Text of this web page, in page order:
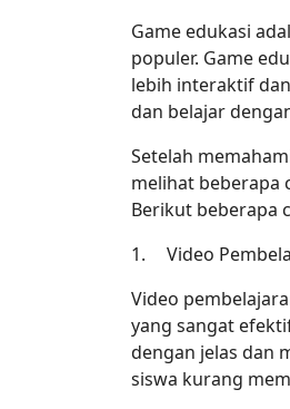
Game edukasi
populer. Game
lebih interaktif
dan belajar
Setelah
melihat beberapa
Berikut beberapa
1.
Video
Video
yang sangat
dengan jelas dan
siswa kurang